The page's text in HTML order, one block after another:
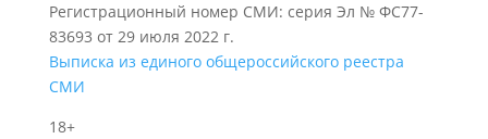
Регистрационный номер СМИ: серия Эл № ФС77-
83693 от 29 июля 2022 г.
Выписка из единого общероссийского реестра
СМИ
18+